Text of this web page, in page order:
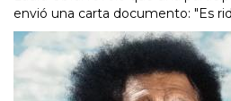
envió una carta documento: "Es